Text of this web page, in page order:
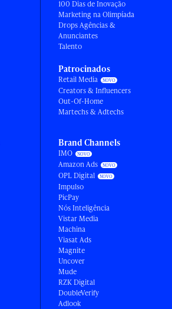
100 Dias de Inovação
Marketing na Olimpíada
Drops Agências &
Anunciantes
Talento
Patrocinados
Retail Media
Creators & Influencers
Out-Of-Home
Martechs & Adtechs
Brand Channels
IMO
Amazon Ads
OPL Digital
Impulso
PicPay
Nós Inteligência
Vistar Media
Machina
Viasat Ads
Magnite
Uncover
Mude
RZK Digital
DoubleVerify
Adlook